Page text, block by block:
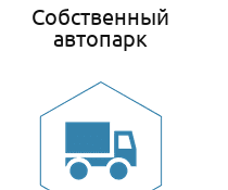
Собственный
автопарк